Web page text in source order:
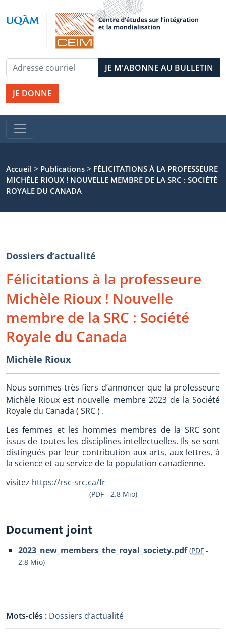
JE DONNE
Accueil > Publications > FÉLICITATIONS À LA PROFESSEURE
MICHÈLE RIOUX ! NOUVELLE MEMBRE DE LA SRC : SOCIÉTÉ
ROYALE DU CANADA
Dossiers d’actualité
Félicitations à la professeure
Michèle Rioux ! Nouvelle
membre de la SRC : Société
Royale du Canada
Michèle Rioux
Nous sommes très fiers d’annoncer que la professeure
Michèle Rioux est nouvelle membre 2023 de la Société
Royale du Canada ( SRC ) .
Les femmes et les hommes membres de la SRC sont
issus de toutes les disciplines intellectuelles. Ils se sont
distingués par leur contribution aux arts, aux lettres, à
la science et au service de la population canadienne.
visitez https://rsc-src.ca/fr
(PDF - 2.8 Mio)
Document joint
2023_new_members_the_royal_society.pdf (PDF -
2.8 Mio)
Mots-clés : Dossiers d’actualité